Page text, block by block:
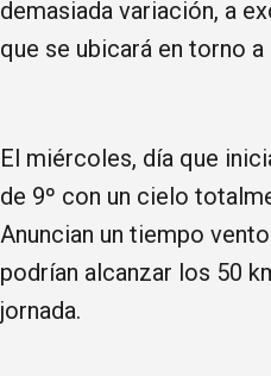
demasiada variación, a
que se ubicará en torno a
El miércoles, día que
de 9º con un cielo
Anuncian un tiempo
podrían alcanzar los 50
jornada.